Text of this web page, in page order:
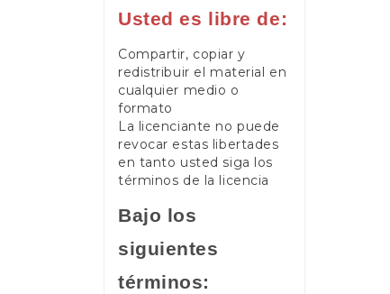
Usted es libre de:
Compartir, copiar y
redistribuir el material en
cualquier medio o
formato
La licenciante no puede
revocar estas libertades
en tanto usted siga los
términos de la licencia
Bajo los
siguientes
términos: